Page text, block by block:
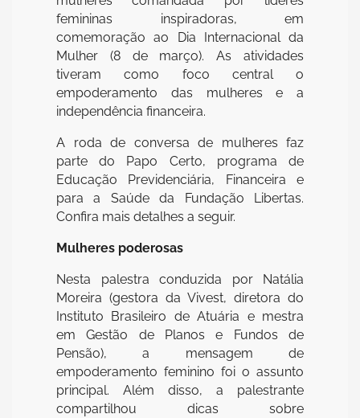
femininas inspiradoras, em
comemoração ao Dia Internacional da
Mulher (8 de março). As atividades
tiveram como foco central o
empoderamento das mulheres e a
independência financeira.
A roda de conversa de mulheres faz
parte do Papo Certo, programa de
Educação Previdenciária, Financeira e
para a Saúde da Fundação Libertas.
Confira mais detalhes a seguir.
Mulheres poderosas
Nesta palestra conduzida por Natália
Moreira (gestora da Vivest, diretora do
Instituto Brasileiro de Atuária e mestra
em Gestão de Planos e Fundos de
Pensão), a mensagem de
empoderamento feminino foi o assunto
principal. Além disso, a palestrante
compartilhou dicas sobre